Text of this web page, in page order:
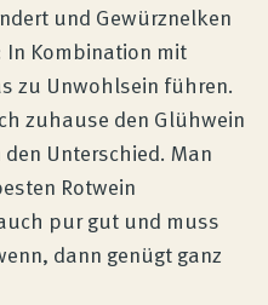
und Gewürznelken
Kombination mit
zu Unwohlsein führen.
zuhause den Glühwein
Unterschied. Man
Rotwein
pur gut und muss
dann genügt ganz